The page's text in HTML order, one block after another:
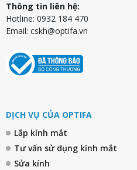
Thông tin liên hệ:
Hotline: 0932 184 470
Email: cskh@optifa.vn
DỊCH VỤ CỦA OPTIFA
Lắp kính mắt
Tư vấn sử dụng kính mắt
Sửa kính